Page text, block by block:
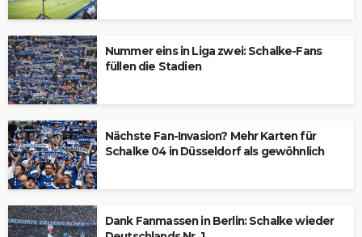
Nummer eins in Liga zwei: Schalke-Fans
füllen die Stadien
Nächste Fan-Invasion? Mehr Karten für
Schalke 04 in Düsseldorf als gewöhnlich
Dank Fanmassen in Berlin: Schalke wieder